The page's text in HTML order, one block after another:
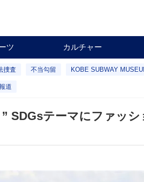
ツ カルチャー
捜査 不当勾留 KOBE SUBWAY
道
SDGsテーマにファッ